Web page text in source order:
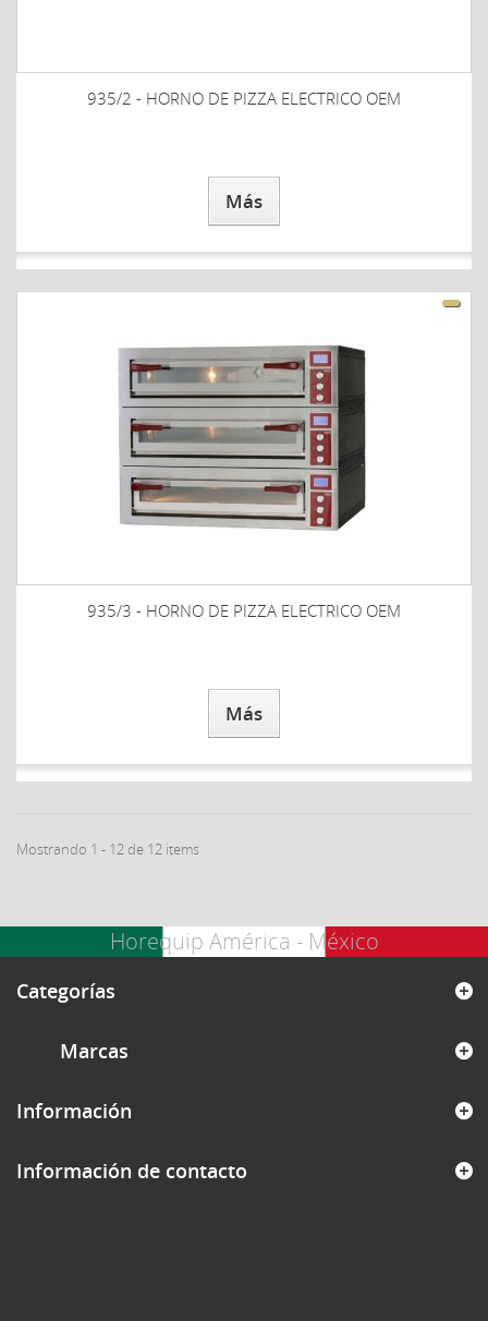
935/2 - HORNO DE PIZZA ELECTRICO OEM
Más
935/3 - HORNO DE PIZZA ELECTRICO OEM
Más
Mostrando 1 - 12 de 12 items
Horequip América - México
Categorías
Marcas
Información
Información de contacto